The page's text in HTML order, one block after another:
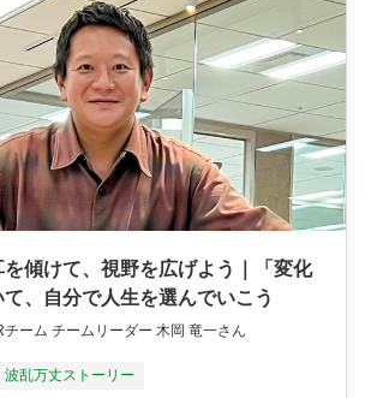
傾けて、視野を広げよう｜「変化
、自分で人生を選んでいこう
チーム チームリーダー 木岡 竜一さん
波乱万丈ストーリー